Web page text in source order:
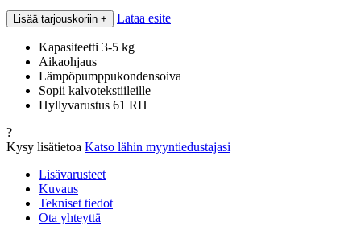
Lisää tarjouskoriin + Lataa esite
Kapasiteetti 3-5 kg
Aikaohjaus
Lämpöpumppukondensoiva
Sopii kalvotekstiileille
Hyllyvarustus 61 RH
?
Kysy lisätietoa Katso lähin myyntiedustajasi
Lisävarusteet
Kuvaus
Tekniset tiedot
Ota yhteyttä